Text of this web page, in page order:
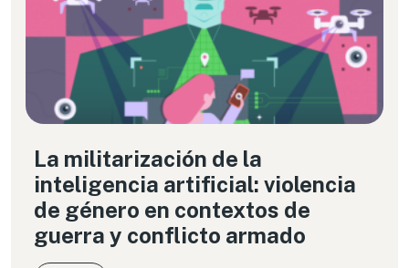
La militarización de la
inteligencia artificial: violencia
de género en contextos de
guerra y conflicto armado